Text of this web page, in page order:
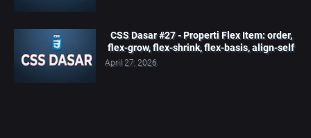
CSS Dasar #27 - Properti Flex Item: order,
flex-grow, flex-shrink, flex-basis, align-self
April 27, 2026